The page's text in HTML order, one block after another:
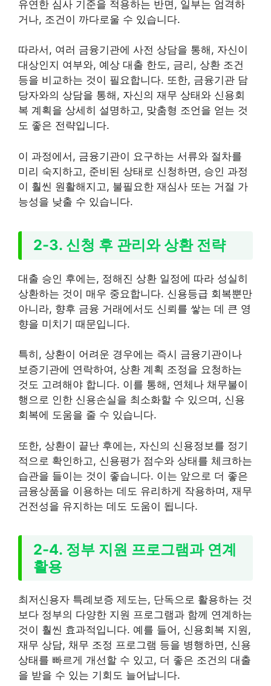
유연한 심사 기준을 적용하는 반면, 일부는 엄격하
거나, 조건이 까다로울 수 있습니다.
따라서, 여러 금융기관에 사전 상담을 통해, 자신이
대상인지 여부와, 예상 대출 한도, 금리, 상환 조건
등을 비교하는 것이 필요합니다. 또한, 금융기관 담
당자와의 상담을 통해, 자신의 재무 상태와 신용회
복 계획을 상세히 설명하고, 맞춤형 조언을 얻는 것
도 좋은 전략입니다.
이 과정에서, 금융기관이 요구하는 서류와 절차를
미리 숙지하고, 준비된 상태로 신청하면, 승인 과정
이 훨씬 원활해지고, 불필요한 재심사 또는 거절 가
능성을 낮출 수 있습니다.
2-3. 신청 후 관리와 상환 전략
대출 승인 후에는, 정해진 상환 일정에 따라 성실히
상환하는 것이 매우 중요합니다. 신용등급 회복뿐만
아니라, 향후 금융 거래에서도 신뢰를 쌓는 데 큰 영
향을 미치기 때문입니다.
특히, 상환이 어려운 경우에는 즉시 금융기관이나
보증기관에 연락하여, 상환 계획 조정을 요청하는
것도 고려해야 합니다. 이를 통해, 연체나 채무불이
행으로 인한 신용손실을 최소화할 수 있으며, 신용
회복에 도움을 줄 수 있습니다.
또한, 상환이 끝난 후에는, 자신의 신용정보를 정기
적으로 확인하고, 신용평가 점수와 상태를 체크하는
습관을 들이는 것이 좋습니다. 이는 앞으로 더 좋은
금융상품을 이용하는 데도 유리하게 작용하며, 재무
건전성을 유지하는 데도 도움이 됩니다.
2-4. 정부 지원 프로그램과 연계
활용
최저신용자 특례보증 제도는, 단독으로 활용하는 것
보다 정부의 다양한 지원 프로그램과 함께 연계하는
것이 훨씬 효과적입니다. 예를 들어, 신용회복 지원,
재무 상담, 채무 조정 프로그램 등을 병행하면, 신용
상태를 빠르게 개선할 수 있고, 더 좋은 조건의 대출
을 받을 수 있는 기회도 늘어납니다.